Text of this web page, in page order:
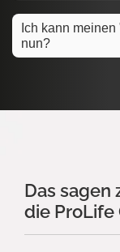
Ich kann
nun?
Das sagen
die ProLife